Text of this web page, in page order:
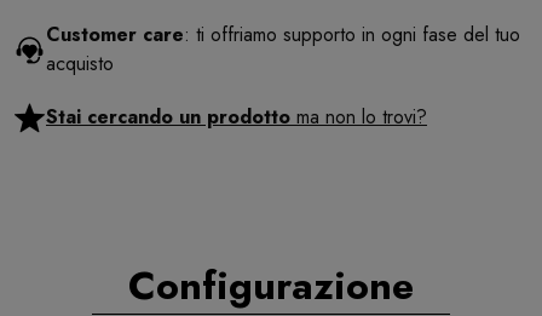
Customer care: ti offriamo supporto in ogni fase del tuo
acquisto
Stai cercando un prodotto ma non lo trovi?
Configurazione